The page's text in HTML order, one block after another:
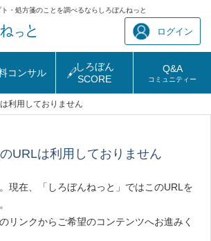
・処方箋のことを調べるならしろぼんねっと
ログイン
コンサル
しろぼん
SCORE
Q&A
コミュニティー
利用しておりません
URLは利用しておりません
現在、「しろぼんねっと」ではこのURLを
リンクからご希望のコンテンツへお進みく